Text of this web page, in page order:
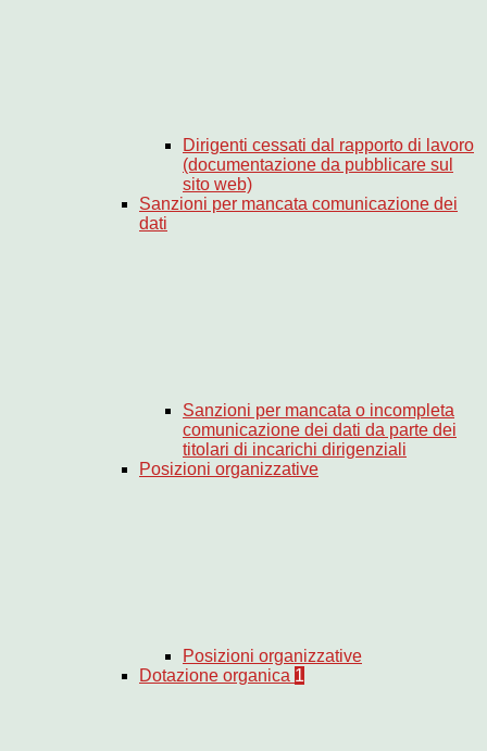
Dirigenti cessati dal rapporto di lavoro
(documentazione da pubblicare sul
sito web)
Sanzioni per mancata comunicazione dei
dati
Sanzioni per mancata o incompleta
comunicazione dei dati da parte dei
titolari di incarichi dirigenziali
Posizioni organizzative
Posizioni organizzative
Dotazione organica 1